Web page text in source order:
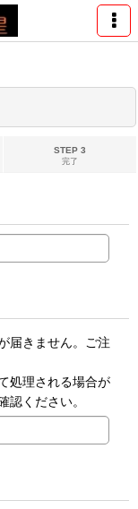
STEP 3
完了
届きません。ご注
処理される場合が
認ください。